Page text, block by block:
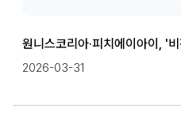
원니스코리아·피치에이아이, '
2026-03-31